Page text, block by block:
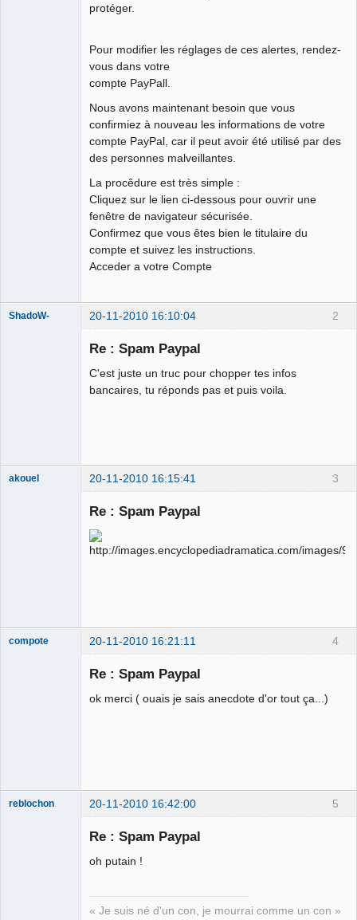
protéger.
Pour modifier les réglages de ces alertes, rendez-
vous dans votre
compte PayPall.
Nous avons maintenant besoin que vous
confirmiez à nouveau les informations de votre
compte PayPal, car il peut avoir été utilisé par des
des personnes malveillantes.
La procêdure est très simple :
Cliquez sur le lien ci-dessous pour ouvrir une
fenêtre de navigateur sécurisée.
Confirmez que vous êtes bien le titulaire du
compte et suivez les instructions.
Acceder a votre Compte
2
ShadoW- 20-11-2010 16:10:04
Re : Spam Paypal
C'est juste un truc pour chopper tes infos
bancaires, tu réponds pas et puis voila.
3
akouel 20-11-2010 16:15:41
Re : Spam Paypal
4
compote 20-11-2010 16:21:11
Re : Spam Paypal
ok merci ( ouais je sais anecdote d'or tout ça...)
5
reblochon 20-11-2010 16:42:00
Re : Spam Paypal
oh putain !
« Je suis né d'un con, je mourrai comme un con »